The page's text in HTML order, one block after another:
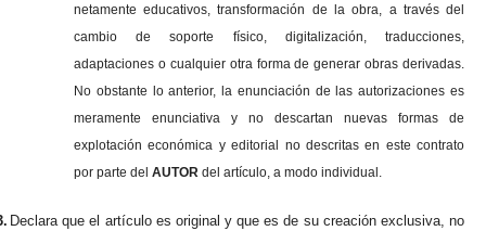
netamente educativos, transformación de la obra, a través del
cambio de soporte físico, digitalización, traducciones,
adaptaciones o cualquier otra forma de generar obras derivadas.
No obstante lo anterior, la enunciación de las autorizaciones es
meramente enunciativa y no descartan nuevas formas de
explotación económica y editorial no descritas en este contrato
por parte del AUTORdel artículo, a modo individual.
Declara que el artículo es original y que es de su creación exclusiva, no